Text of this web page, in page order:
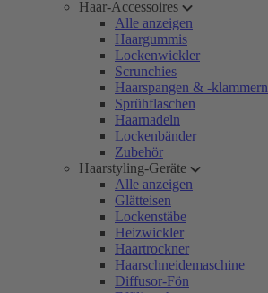
Haar-Accessoires
Alle anzeigen
Haargummis
Lockenwickler
Scrunchies
Haarspangen & -klammern
Sprühflaschen
Haarnadeln
Lockenbänder
Zubehör
Haarstyling-Geräte
Alle anzeigen
Glätteisen
Lockenstäbe
Heizwickler
Haartrockner
Haarschneidemaschine
Diffusor-Fön